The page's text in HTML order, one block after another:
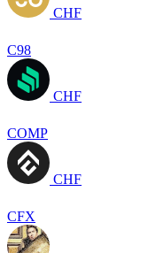
CHF
C98
CHF
COMP
CHF
CFX